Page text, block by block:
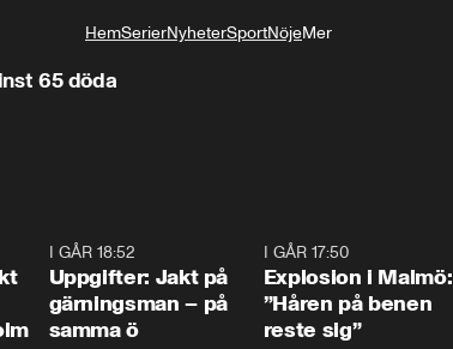
HemSerierNyheterSportNöjeMer
65 döda
I GÅR 18:52
Uppgifter: Jakt på
gärningsman – på
samma ö
I GÅR 17:50
Explosion i Malmö:
”Håren på benen
reste sig”